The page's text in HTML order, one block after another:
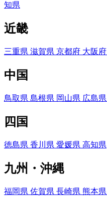
知県
近畿
三重県 滋賀県 京都府 大阪府
中国
鳥取県 島根県 岡山県 広島県
四国
徳島県 香川県 愛媛県 高知県
九州・沖縄
福岡県 佐賀県 長崎県 熊本県